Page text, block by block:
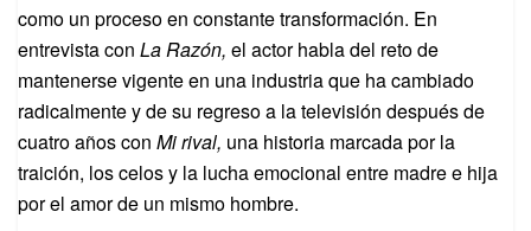
como un proceso en constante transformación. En
entrevista con La Razón, el actor habla del reto de
mantenerse vigente en una industria que ha cambiado
radicalmente y de su regreso a la televisión después de
cuatro años con Mi rival, una historia marcada por la
traición, los celos y la lucha emocional entre madre e hija
por el amor de un mismo hombre.